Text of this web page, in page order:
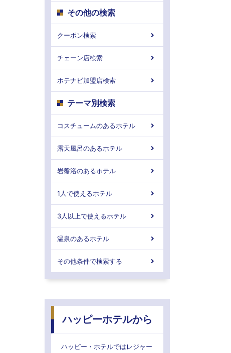
その他の検索
クーポン検索
チェーン店検索
ホテナビ加盟店検索
テーマ別検索
コスチュームのあるホテル
露天風呂のあるホテル
岩盤浴のあるホテル
1人で使えるホテル
3人以上で使えるホテル
温泉のあるホテル
その他条件で検索する
ハッピーホテルから
ハッピー・ホテルではレジャー